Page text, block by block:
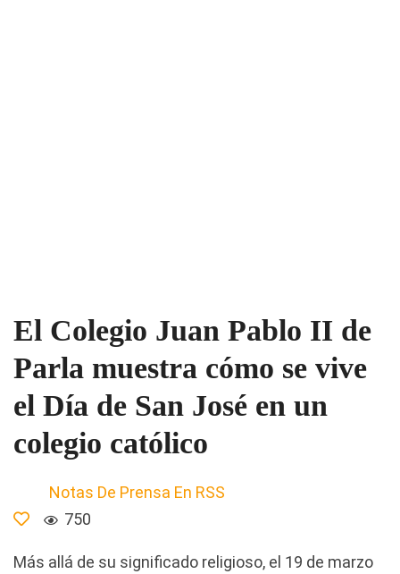
El Colegio Juan Pablo II de
Parla muestra cómo se vive
el Día de San José en un
colegio católico
Notas De Prensa En RSS
750
Más allá de su significado religioso, el 19 de marzo